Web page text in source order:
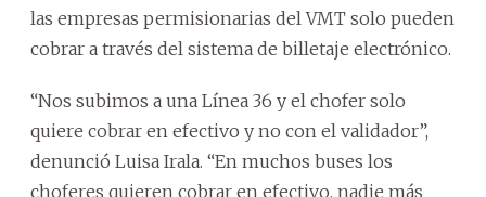
las empresas permisionarias del VMT solo pueden
cobrar a través del sistema de billetaje electrónico.
“Nos subimos a una Línea 36 y el chofer solo
quiere cobrar en efectivo y no con el validador”,
denunció Luisa Irala. “En muchos buses los
choferes quieren cobrar en efectivo, nadie más